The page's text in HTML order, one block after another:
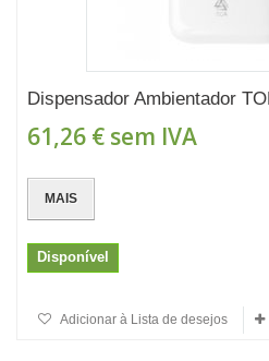
Dispensador Ambientador
61,26 € sem IVA
MAIS
Disponível
Adicionar à Lista de desejos